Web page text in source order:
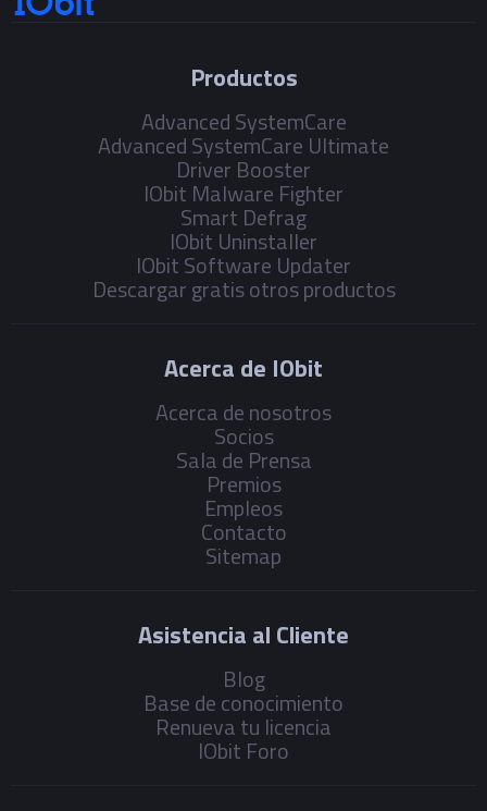
Productos
Advanced SystemCare
Advanced SystemCare Ultimate
Driver Booster
IObit Malware Fighter
Smart Defrag
IObit Uninstaller
IObit Software Updater
Descargar gratis otros productos
Acerca de IObit
Acerca de nosotros
Socios
Sala de Prensa
Premios
Empleos
Contacto
Sitemap
Asistencia al Cliente
Blog
Base de conocimiento
Renueva tu licencia
IObit Foro